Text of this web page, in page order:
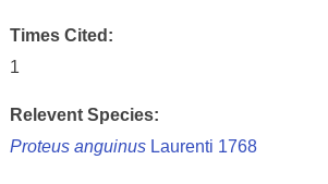
Times Cited:
1
Relevent Species:
Proteus anguinusLaurenti 1768